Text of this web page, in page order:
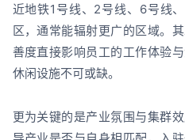
近地铁1号线、2号线、6号线
区，通常能辐射更广的区域。
善度直接影响员工的工作体验
休闲设施不可或缺。
更为关键的是产业氛围与集群